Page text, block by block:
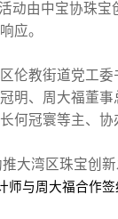
动由中宝协珠
应。
伦教街道党工
明、周大福董
何冠寰等主、协
师与周大福合作签